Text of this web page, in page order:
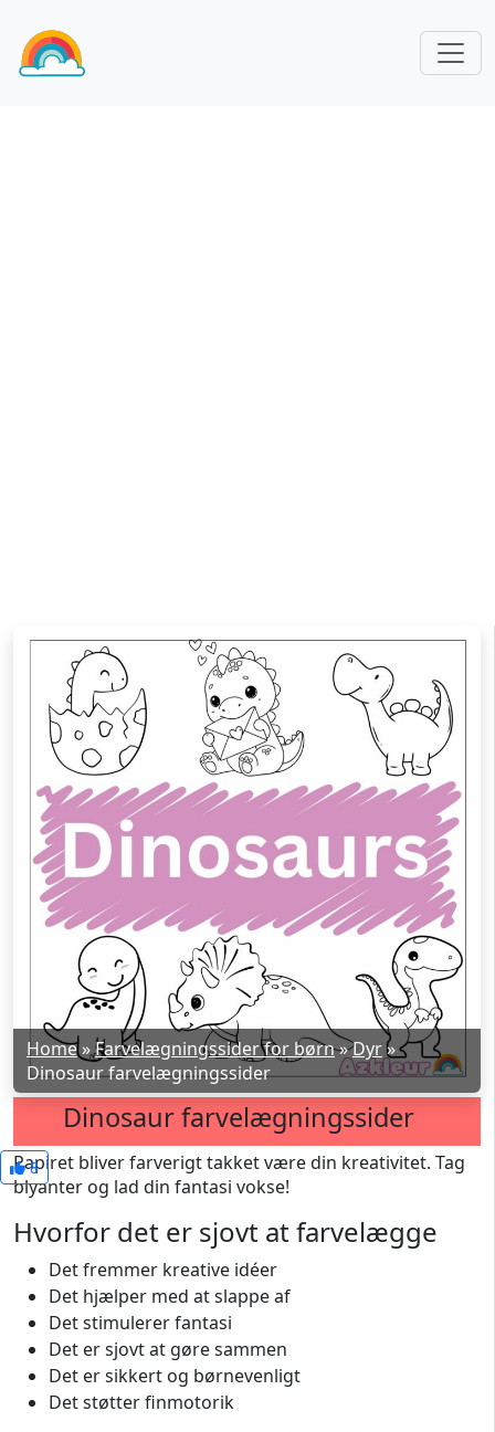
Home»Farvelægningssider for børn»Dyr»
Dinosaur farvelægningssider
Dinosaur farvelægningssider
8
Papiret bliver farverigt takket være din kreativitet. Tag
blyanter og lad din fantasi vokse!
Hvorfor det er sjovt at farvelægge
Det fremmer kreative idéer
Det hjælper med at slappe af
Det stimulerer fantasi
Det er sjovt at gøre sammen
Det er sikkert og børnevenligt
Det støtter finmotorik